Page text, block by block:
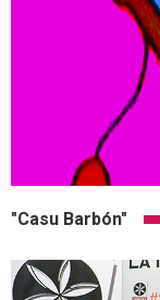
"Casu Barbón"